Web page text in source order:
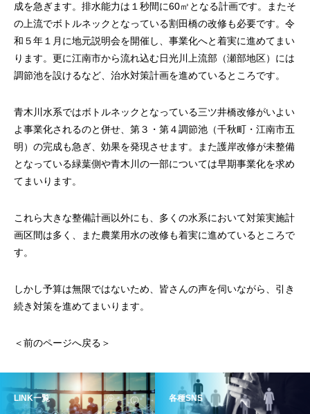
成を急ぎます。排水能力は１秒間に60㎥となる計画です。またそ
の上流でボトルネックとなっている割田橋の改修も必要です。令
和５年１月に地元説明会を開催し、事業化へと着実に進めてまい
ります。更に江南市から流れ込む日光川上流部（瀬部地区）には
調節池を設けるなど、治水対策計画を進めているところです。
青木川水系ではボトルネックとなっている三ツ井橋改修がいよい
よ事業化されるのと併せ、第３・第４調節池（千秋町・江南市五
明）の完成も急ぎ、効果を発現させます。また護岸改修が未整備
となっている緑葉側や青木川の一部については早期事業化を求め
てまいります。
これら大きな整備計画以外にも、多くの水系において対策実施計
画区間は多く、また農業用水の改修も着実に進めているところで
す。
しかし予算は無限ではないため、皆さんの声を伺いながら、引き
続き対策を進めてまいります。
＜前のページへ戻る＞
LINK一覧 各種SNS